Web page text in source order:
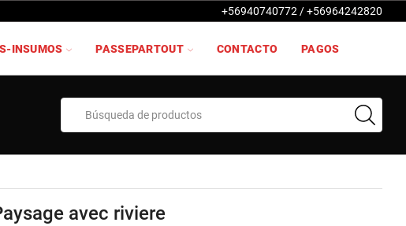
+56940740772 / +56964242820
INSUMOS PASSEPARTOUT CONTACTO PAGOS
avec riviere